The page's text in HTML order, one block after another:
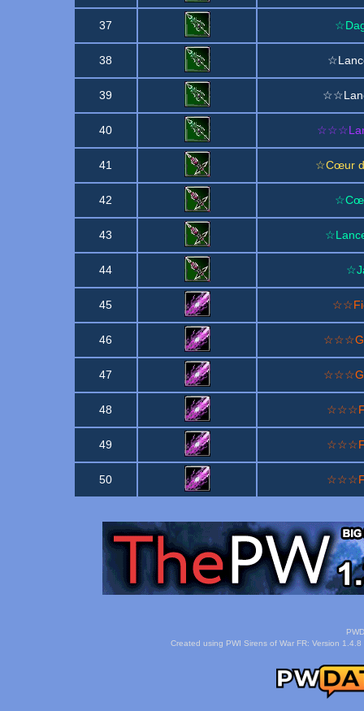
37
38
39
40
41 ☆Cœur
42
43
44
45
46
47
48
49
50
Created using PWI Sirens of War FR: Version